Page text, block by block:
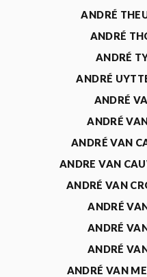
ANDRÉ
ANDRÉ
ANDRÉ
ANDRÉ
ANDRÉ
ANDRÉ
ANDRÉ VAN
ANDRE VAN
ANDRÉ VAN
ANDRÉ
ANDRÉ
ANDRÉ
ANDRÉ VAN